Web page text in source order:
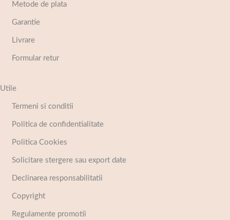
Metode de plata
Garantie
Livrare
Formular retur
Utile
Termeni si conditii
Politica de confidentialitate
Politica Cookies
Solicitare stergere sau export date
Declinarea responsabilitatii
Copyright
Regulamente promotii